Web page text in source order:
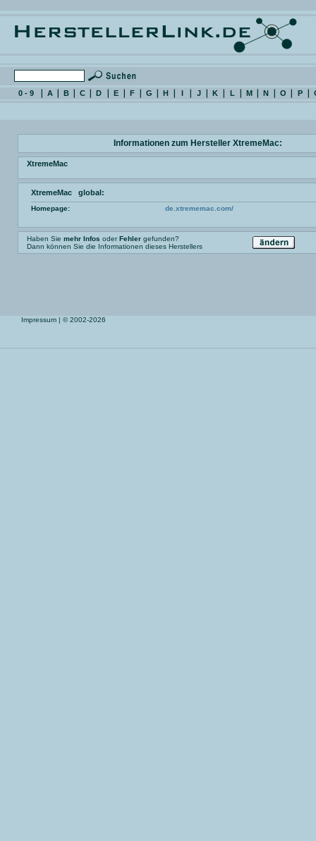
0 - 9 A B C D E F G H I J K L M N O P
Informationen zum Hersteller XtremeMac:
XtremeMac
XtremeMac global:
Homepage: de.xtrememac.com/
Haben Sie mehr Infos oderFehler gefunden?
Dann können Sie die Informationen dieses Herstellers
Impressum | © 2002-2026